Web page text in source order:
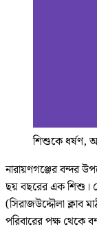
শিশুকে ধর্ষণ,
নারায়ণগঞ্জের বন্দর
ছয় বছরের এক শিশু।
(সিরাজউদ্দৌলা ক্লাব
পরিবারের পক্ষ থেকে